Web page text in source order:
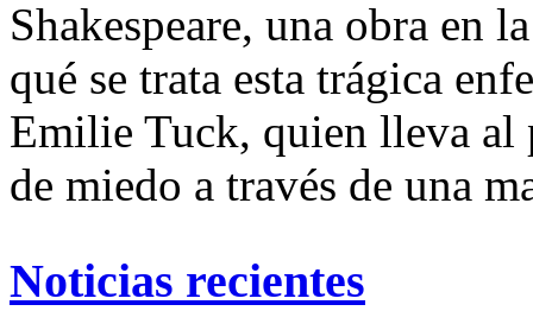
Shakespeare, una obra en
qué se trata esta trágica
Emilie Tuck, quien lleva al
de miedo a través de una
Noticias recientes